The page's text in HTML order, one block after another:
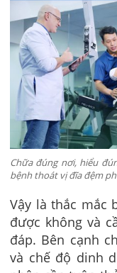
Chữa đúng nơi, hiểu
bệnh thoát vị đĩa đệm
Vậy là thắc mắc
được không và
đáp. Bên cạnh
và chế độ dinh